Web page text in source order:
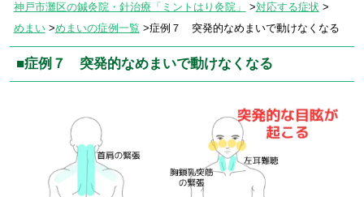
神戸市灘区の鍼灸院・針治療「ミントはり灸院」
対応する症状
めまい
めまいの症例一覧 症例７ 突発的なめまいで動けなくなる
■症例７ 突発的なめまいで動けなくなる